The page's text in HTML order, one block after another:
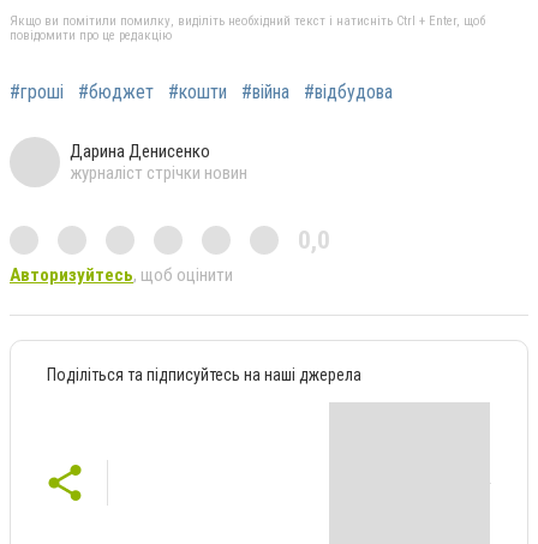
Якщо ви помітили помилку, виділіть необхідний текст і натисніть Ctrl + Enter, щоб
повідомити про це редакцію
#гроші #бюджет #кошти #війна #відбудова
Дарина Денисенко
журналіст стрічки новин
0,0
Авторизуйтесь, щоб оцінити
Поділіться та підписуйтесь на наші джерела